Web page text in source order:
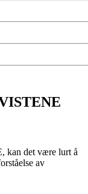
kan det være lurt å
av